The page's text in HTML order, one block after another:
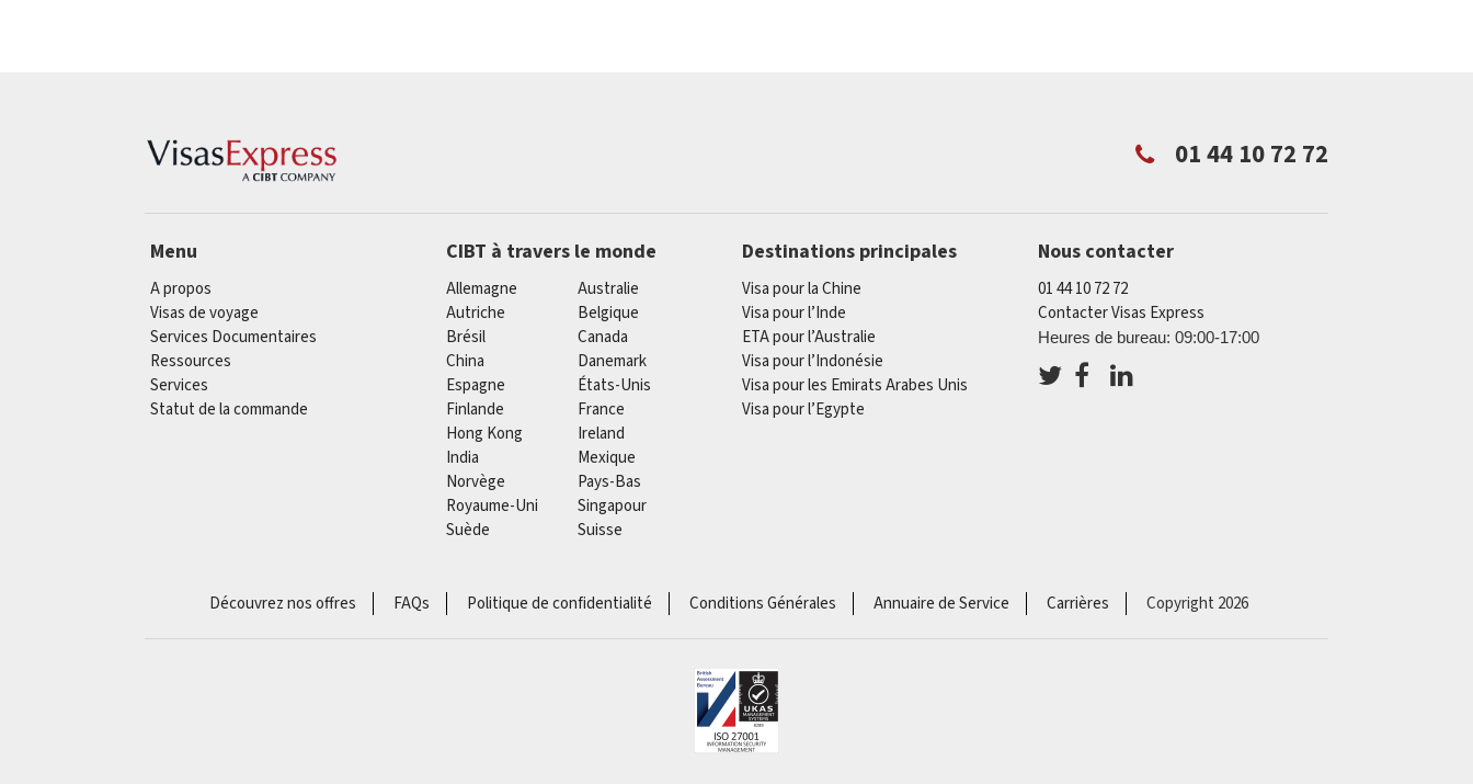
01 44 10 72 72
Menu
A propos
Visas de voyage
Services Documentaires
Ressources
Services
Statut de la commande
CIBT à travers le monde
Allemagne
Australie
Autriche
Belgique
Brésil
Canada
China
Danemark
Espagne
États-Unis
Finlande
France
Hong Kong
Ireland
India
Mexique
Norvège
Pays-Bas
Royaume-Uni
Singapour
Suède
Suisse
Destinations principales
Visa pour la Chine
Visa pour l’Inde
ETA pour l’Australie
Visa pour l’Indonésie
Visa pour les Emirats Arabes Unis
Visa pour l’Egypte
Nous contacter
01 44 10 72 72
Contacter Visas Express
Heures de bureau: 09:00-17:00
Découvrez nos offres FAQs Politique de confidentialité Conditions Générales Annuaire de Service Carrières Copyright 2026